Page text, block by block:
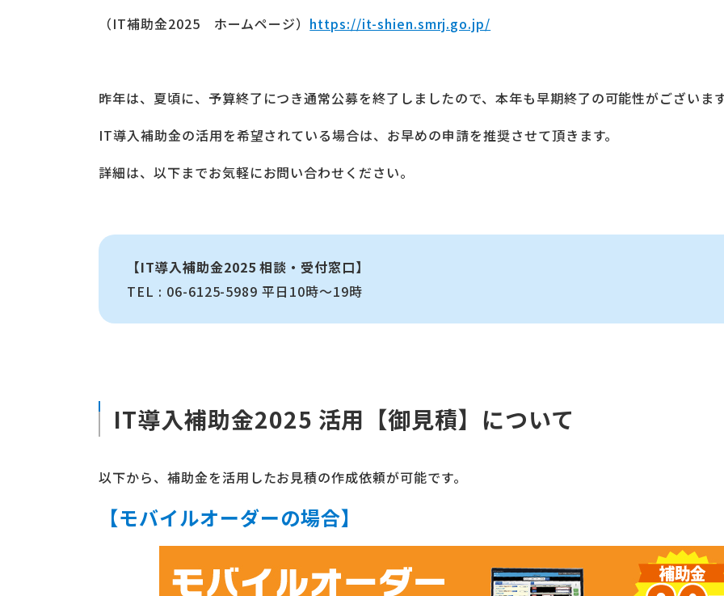
（IT補助金2025 ホームページ） https://it-shien.smrj.go.jp/
昨年は、夏頃に、予算終了につき通常公募を終了しましたので、本年も早期終了の可能性がございま
IT導入補助金の活用を希望されている場合は、お早めの申請を推奨させて頂きます。
詳細は、以下までお気軽にお問い合わせください。
【IT導入補助金2025 相談・受付窓口】
TEL : 06-6125-5989 平日10時～19時
IT導入補助金2025 活用【御見積】について
以下から、補助金を活用したお見積の作成依頼が可能です。
【モバイルオーダーの場合】